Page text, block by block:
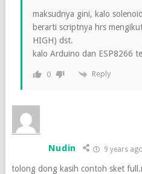
maksudnya gini, kalo
berarti scriptnya hrs
HIGH) dst.
kalo Arduino dan ESP8266
0 Reply
Nudin 9 years ago
tolong dong kasih contoh sket